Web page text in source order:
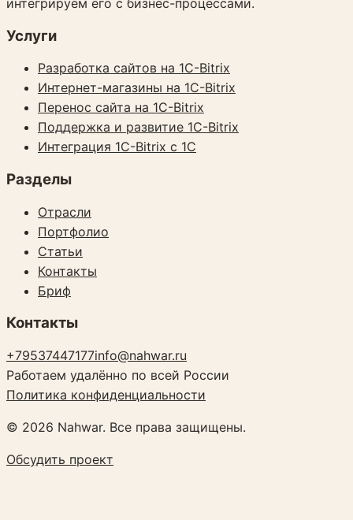
Услуги
Разработка сайтов на 1C-Bitrix
Интернет-магазины на 1C-Bitrix
Перенос сайта на 1C-Bitrix
Поддержка и развитие 1C-Bitrix
Интеграция 1C-Bitrix с 1С
Разделы
Отрасли
Портфолио
Статьи
Контакты
Бриф
Контакты
+79537447177info@nahwar.ru
Работаем удалённо по всей России
Политика конфиденциальности
© 2026 Nahwar. Все права защищены.
Обсудить проект